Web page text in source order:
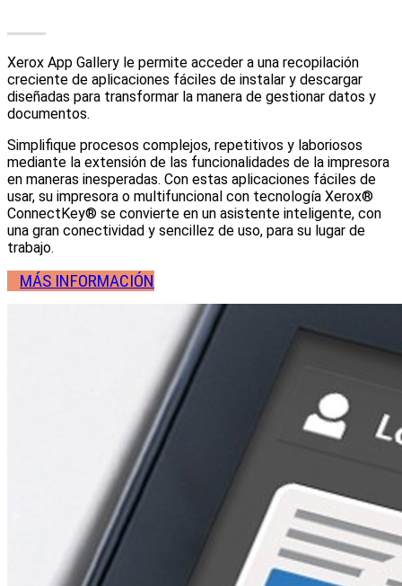
Xerox App Gallery le permite acceder a una recopilación
creciente de aplicaciones fáciles de instalar y descargar
diseñadas para transformar la manera de gestionar datos y
documentos.
Simplifique procesos complejos, repetitivos y laboriosos
mediante la extensión de las funcionalidades de la impresora
en maneras inesperadas. Con estas aplicaciones fáciles de
usar, su impresora o multifuncional con tecnología Xerox®
ConnectKey® se convierte en un asistente inteligente, con
una gran conectividad y sencillez de uso, para su lugar de
trabajo.
MÁS INFORMACIÓN